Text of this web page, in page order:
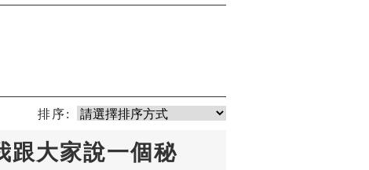
排序:
跟大家說一個秘